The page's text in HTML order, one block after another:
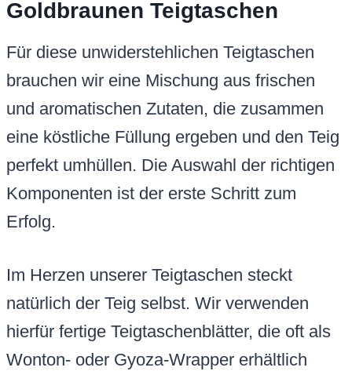
Goldbraunen Teigtaschen
Für diese unwiderstehlichen Teigtaschen
brauchen wir eine Mischung aus frischen
und aromatischen Zutaten, die zusammen
eine köstliche Füllung ergeben und den Teig
perfekt umhüllen. Die Auswahl der richtigen
Komponenten ist der erste Schritt zum
Erfolg.
Im Herzen unserer Teigtaschen steckt
natürlich der Teig selbst. Wir verwenden
hierfür fertige Teigtaschenblätter, die oft als
Wonton- oder Gyoza-Wrapper erhältlich